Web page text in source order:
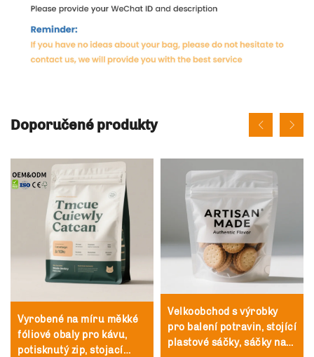
Doporučené produkty
Vyrobené na míru měkké
fóliové obaly pro kávu,
potisknutý zip, stojací
Velkoobchod s výrobky
pro balení potravin, stojící
plastové sáčky, sáčky na